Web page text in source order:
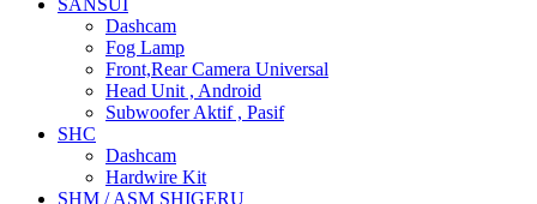
SANSUI
Dashcam
Fog Lamp
Front,Rear Camera Universal
Head Unit , Android
Subwoofer Aktif , Pasif
SHC
Dashcam
Hardwire Kit
SHM / ASM SHIGERU